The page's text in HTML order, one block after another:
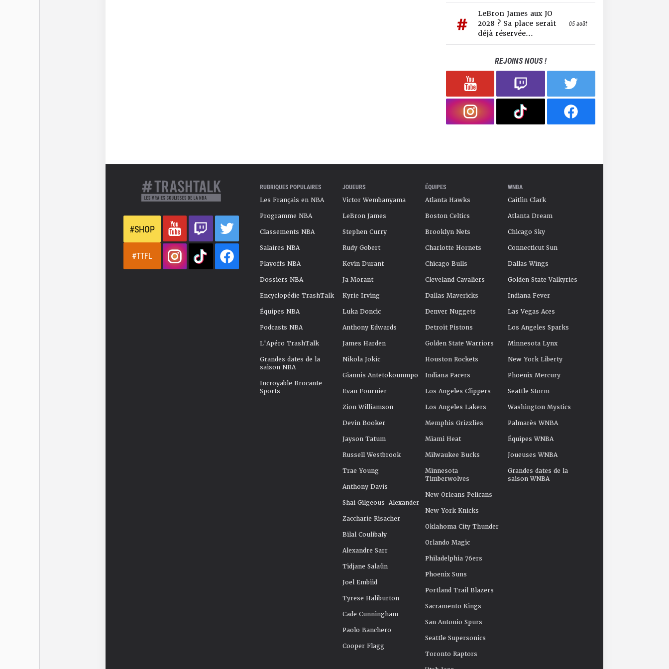
LeBron James aux JO
2028 ? Sa place serait
déjà réservée...
05 août
REJOINS NOUS !
#SHOP
#TTFL
RUBRIQUES POPULAIRES
Les Français en NBA
Programme NBA
Classements NBA
Salaires NBA
Playoffs NBA
Dossiers NBA
Encyclopédie TrashTalk
Équipes NBA
Podcasts NBA
L'Apéro TrashTalk
Grandes dates de la
saison NBA
Incroyable Brocante
Sports
JOUEURS
Victor Wembanyama
LeBron James
Stephen Curry
Rudy Gobert
Kevin Durant
Ja Morant
Kyrie Irving
Luka Doncic
Anthony Edwards
James Harden
Nikola Jokic
Giannis Antetokounmpo
Evan Fournier
Zion Williamson
Devin Booker
Jayson Tatum
Russell Westbrook
Trae Young
Anthony Davis
Shai Gilgeous-Alexander
Zaccharie Risacher
Bilal Coulibaly
Alexandre Sarr
Tidjane Salaün
Joel Embiid
Tyrese Haliburton
Cade Cunningham
Paolo Banchero
Cooper Flagg
ÉQUIPES
Atlanta Hawks
Boston Celtics
Brooklyn Nets
Charlotte Hornets
Chicago Bulls
Cleveland Cavaliers
Dallas Mavericks
Denver Nuggets
Detroit Pistons
Golden State Warriors
Houston Rockets
Indiana Pacers
Los Angeles Clippers
Los Angeles Lakers
Memphis Grizzlies
Miami Heat
Milwaukee Bucks
Minnesota
Timberwolves
New Orleans Pelicans
New York Knicks
Oklahoma City Thunder
Orlando Magic
Philadelphia 76ers
Phoenix Suns
Portland Trail Blazers
Sacramento Kings
San Antonio Spurs
Seattle Supersonics
Toronto Raptors
WNBA
Caitlin Clark
Atlanta Dream
Chicago Sky
Connecticut Sun
Dallas Wings
Golden State Valkyries
Indiana Fever
Las Vegas Aces
Los Angeles Sparks
Minnesota Lynx
New York Liberty
Phoenix Mercury
Seattle Storm
Washington Mystics
Palmarès WNBA
Équipes WNBA
Joueuses WNBA
Grandes dates de la
saison WNBA